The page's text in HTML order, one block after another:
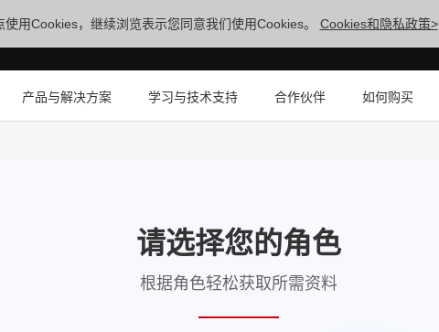
使用Cookies，继续浏览表示您同意我们使用Cookies。 Cookies和隐私政策>
产品与解决方案 学习与技术支持 合作伙伴 如何购买
请选择您的角色
根据角色轻松获取所需资料